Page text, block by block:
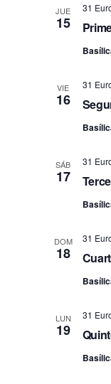
JUE
15
31
VIE
16
31
SÁB
17
31
DOM
18
31
LUN
19
31